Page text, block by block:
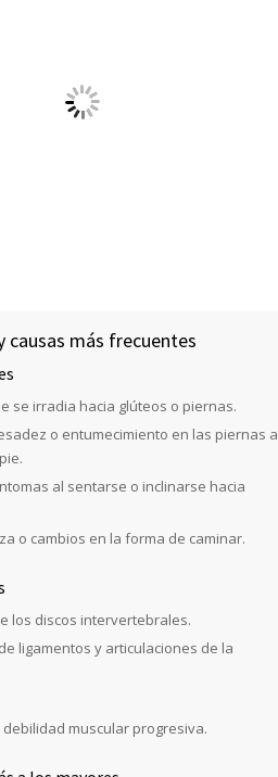
causas más frecuentes
se irradia hacia glúteos o piernas.
o entumecimiento en las piernas
al sentarse o inclinarse hacia
o cambios en la forma de caminar.
los discos intervertebrales.
ligamentos y articulaciones de la
muscular progresiva.